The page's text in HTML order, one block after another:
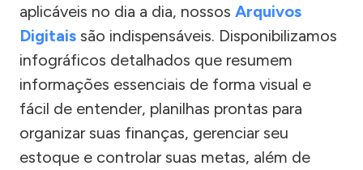
aplicáveis no dia a dia, nossos Arquivos
Digitais são indispensáveis. Disponibilizamos
infográficos detalhados que resumem
informações essenciais de forma visual e
fácil de entender, planilhas prontas para
organizar suas finanças, gerenciar seu
estoque e controlar suas metas, além de